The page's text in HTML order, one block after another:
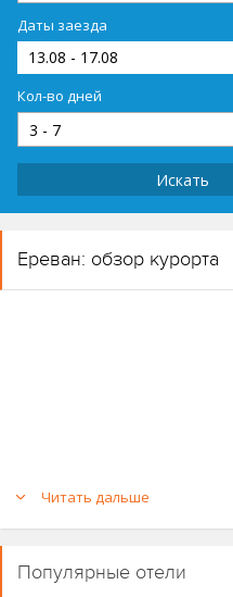
Даты заезда
13.08 - 17.08
Кол-во дней
3 - 7
Искать
Ереван: обзор курорта
Читать дальше
Популярные отели